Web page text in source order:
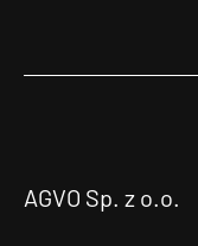
AGVO Sp. z o.o.